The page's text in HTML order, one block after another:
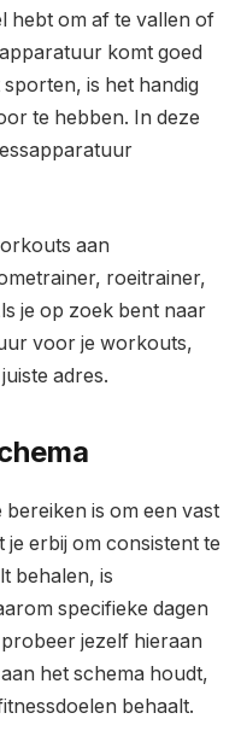
hebt om af te vallen of
komt goed
is het handig
te hebben. In deze
aan
roeitrainer,
je op zoek bent naar
voor je workouts,
adres.
bereiken is om een vast
erbij om consistent te
behalen, is
specifieke dagen
jezelf hieraan
het schema houdt,
behaalt.